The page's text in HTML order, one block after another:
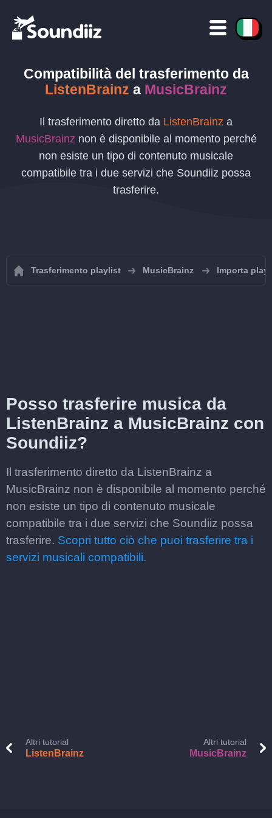
Compatibilità del trasferimento da
ListenBrainz a MusicBrainz
Il trasferimento diretto da ListenBrainz a
MusicBrainz non è disponibile al momento perché
non esiste un tipo di contenuto musicale
compatibile tra i due servizi che Soundiiz possa
trasferire.
Trasferimento playlist MusicBrainz Importa
Posso trasferire musica da
ListenBrainz a MusicBrainz con
Soundiiz?
Il trasferimento diretto da ListenBrainz a
MusicBrainz non è disponibile al momento perché
non esiste un tipo di contenuto musicale
compatibile tra i due servizi che Soundiiz possa
trasferire. Scopri tutto ciò che puoi trasferire tra i
servizi musicali compatibili.
Altri tutorial
ListenBrainz
Altri tutorial
MusicBrainz